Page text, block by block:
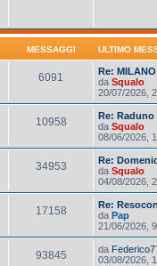
MESSAGGI ULTIMO
6091
Re:
da Squalo
20/07/2026,
10958
Re: Raduno
da Squalo
08/06/2026,
34953
Re:
da Squalo
04/08/2026,
17158
Re:
da Pap
21/06/2026,
93845 da
03/08/2026,